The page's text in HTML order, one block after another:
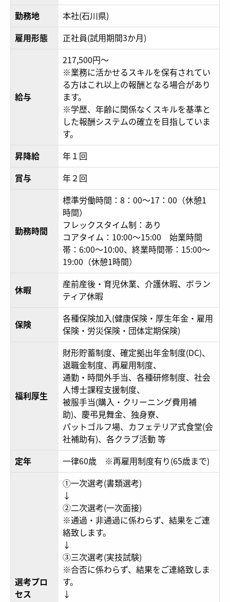
勤務地
本社(石川県)
雇用形態
正社員(試用期間3か月)
給与
217,500円～
※業務に活かせるスキルを保有されてい
る方はこれ以上の報酬となる場合があり
ます。
※学歴、年齢に関係なくスキルを基準と
した報酬システムの確立を目指していま
す。
昇降給
年１回
賞与
年２回
勤務時間
標準労働時間：8：00～17：00（休憩1
時間）
フレックスタイム制：あり
コアタイム：10:00～15:00 始業時間
帯：6:00～10:00、終業時間帯：15:00～
19:00（休憩1時間）
休暇
産前産後・育児休業、介護休暇、ボラン
ティア休暇
保険
各種保険加入(健康保険・厚生年金・雇用
保険・労災保険・団体定期保険)
福利厚生
財形貯蓄制度、確定拠出年金制度(DC)、
退職金制度、再雇用制度、
通勤・時間外手当、各種研修制度、社会
人博士課程支援制度、
被服手当(購入・クリーニング費用補
助)、慶弔見舞金、独身寮、
パットゴルフ場、カフェテリア式食堂(会
社補助有)、各クラブ活動 等
定年
一律60歳 ※再雇用制度有り(65歳まで)
選考プロ
セス
①一次選考(書類選考)
↓
②二次選考(一次面接)
※通過・非通過に係わらず、結果をご連
絡致します。
↓
③三次選考(実技試験)
※合否に係わらず、結果をご連絡致しま
す。
↓